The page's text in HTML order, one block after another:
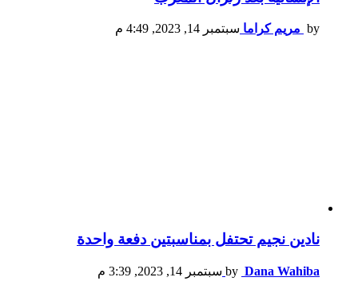
by مريم كراما سبتمبر 14, 2023, 4:49 م
نادين نجيم تحتفل بمناسبتين دفعة واحدة
by Dana Wahiba سبتمبر 14, 2023, 3:39 م